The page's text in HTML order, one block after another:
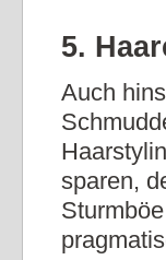
5.
Auch
sparen,